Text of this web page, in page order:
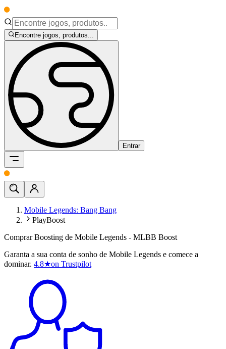
Encontre jogos, produtos...
Entrar
Mobile Legends: Bang Bang
PlayBoost
Comprar Boosting de Mobile Legends - MLBB Boost
Garanta a sua conta de sonho de Mobile Legends e comece a
dominar. 4.8★on Trustpilot